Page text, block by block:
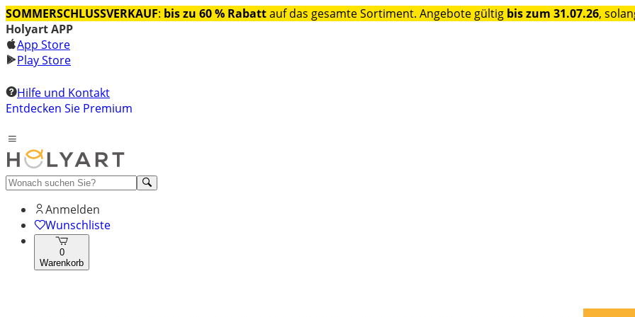
SOMMERSCHLUSSVERKAUF: bis zu 60 % Rabattauf das gesamte Sortiment. Angebote gültig bis zum 31.07.26,
Holyart APP
App Store
Play Store
Hilfe und Kontakt
Entdecken Sie Premium
Anmelden
Wunschliste
0
Warenkorb